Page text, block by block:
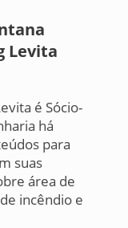
Levita
é Sócio-
há
para
suas
área de
incêndio e